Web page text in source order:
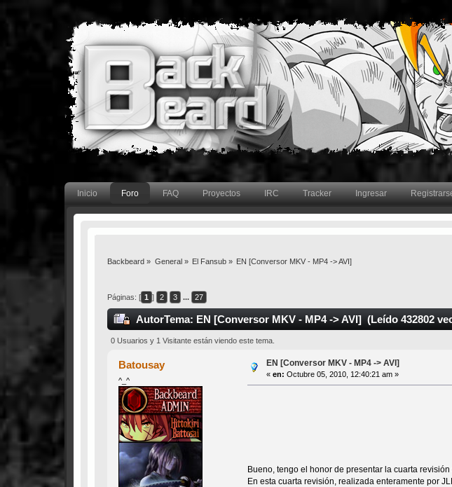
Inicio Foro FAQ Proyectos IRC Tracker Ingresar
Backbeard » General» El Fansub» EN [Conversor MKV - MP4 -> AVI]
Páginas: [ 1 ] 2 3 ... 27
AutorTema: EN [Conversor MKV - MP4 -> AVI] (Leído 432802
0 Usuarios y 1 Visitante están viendo este tema.
Batousay
^_^
EN [Conversor MKV - MP4 -> AVI]
« en: Octubre 05, 2010, 12:40:21 am »
Bueno, tengo el honor de presentar la cuarta
En esta cuarta revisión, realizada enteramente por